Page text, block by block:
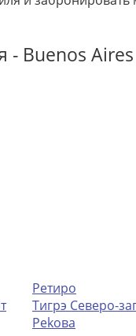
Buenos
Ретиро
Тигрэ Северо-
Реkoва